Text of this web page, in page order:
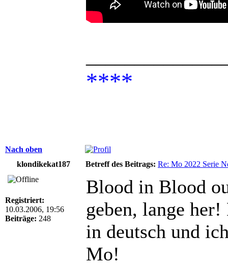
****
Nach oben
klondikekat187
Betreff des Beitrags: Re: Mo 2022 Serie
Registriert:
10.03.2006, 19:56
Beiträge: 248
Blood in Blood
geben, lange
in deutsch und
Mo!